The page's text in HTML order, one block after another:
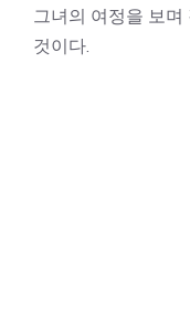
그녀의 여정을 보
것이다.